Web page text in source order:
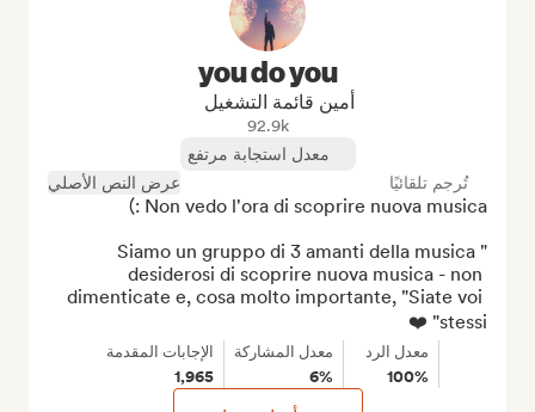
you do you
أمين قائمة التشغيل
92.9k
معدل استجابة مرتفع
تُرجم تلقائيًا
عرض النص الأصلي
"Siamo un gruppo di 3 amanti della musica
desiderosi di scoprire nuova musica - non
dimenticate e, cosa molto importante, "Siate voi
stessi" ❤️
معدل الرد
100%
معدل المشاركة
6%
الإجابات المقدمة
1,965